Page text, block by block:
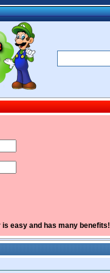
is easy and has many benefits!